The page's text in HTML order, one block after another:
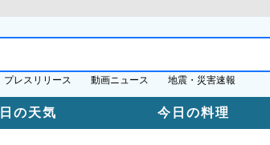
プレスリリース 動画ニュース 地震・災害速報
の天気 今日の料理